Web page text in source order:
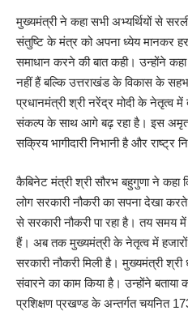
मुख्यमंत्री ने कहा सभी अभ्यर्थियों से
संतुष्टि के मंत्र को अपना ध्येय मानकर
समाधान करने की बात कही। उन्होंने कहा
नहीं हैं बल्कि उत्तराखंड के विकास के
प्रधानमंत्री श्री नरेंद्र मोदी के नेतृत्व
संकल्प के साथ आगे बढ़ रहा है। इस
सक्रिय भागीदारी निभानी है और राष्ट्र
कैबिनेट मंत्री श्री सौरभ बहुगुणा ने
लोग सरकारी नौकरी का सपना देखा
से सरकारी नौकरी पा रहा है। तय समय
हैं। अब तक मुख्यमंत्री के नेतृत्व में हजारों
सरकारी नौकरी मिली है। मुख्यमंत्री
संवारने का काम किया है। उन्होंने
प्रशिक्षण प्रखण्ड के अन्तर्गत चयनित